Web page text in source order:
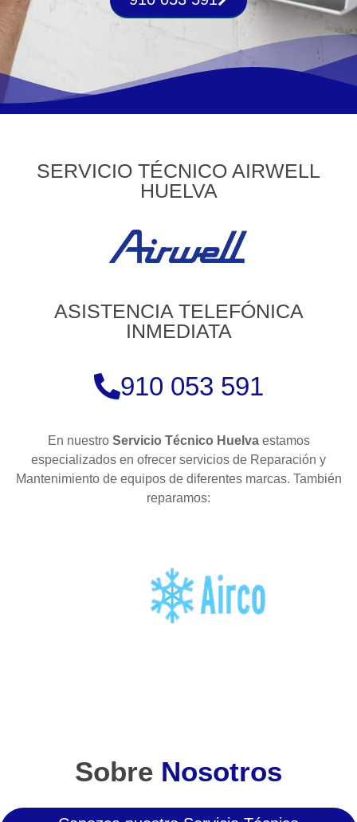
SERVICIO TÉCNICO AIRWELL
HUELVA
ASISTENCIA TELEFÓNICA
INMEDIATA
910 053 591
En nuestro Servicio Técnico Huelva estamos
especializados en ofrecer servicios de Reparación y
Mantenimiento de equipos de diferentes marcas. También
reparamos:
Sobre Nosotros